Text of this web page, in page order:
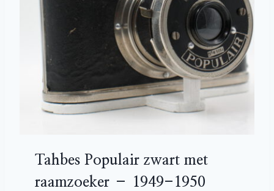
Tahbes Populair zwart met
raamzoeker – 1949-1950